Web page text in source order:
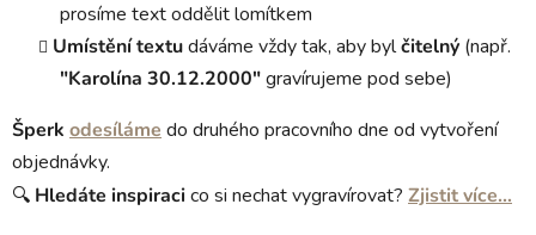
prosíme text oddělit lomítkem
Umístění textudáváme vždy tak, aby bylčitelný (např.
"Karolína 30.12.2000"gravírujeme pod sebe)
Šperk odesíláme do druhého pracovního dne od vytvoření
objednávky.
🔍 Hledáte inspiracico si nechat vygravírovat? Zjistit více…